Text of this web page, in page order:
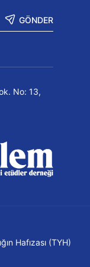
GÖNDER
No: 13,
Hafızası (TYH)